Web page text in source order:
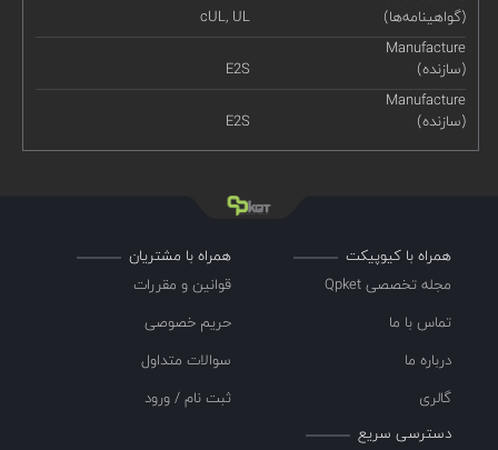
(گواهینامه‌ها)
cUL, UL
Manufacture
(سازنده)
E2S
Manufacture
(سازنده)
E2S
همراه با کیوپیکت
مجله تخصصی Qpket
تماس با ما
درباره ما
گالری
همراه با مشتریان
قوانین و مقررات
حریم خصوصی
سوالات متداول
ثبت نام / ورود
دسترسی سریع